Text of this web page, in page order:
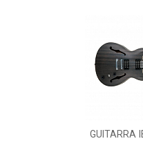
GUITARRA